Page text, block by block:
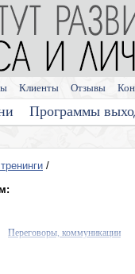
Программы
Клиенты Отзывы
/
Переговоры, коммуникации